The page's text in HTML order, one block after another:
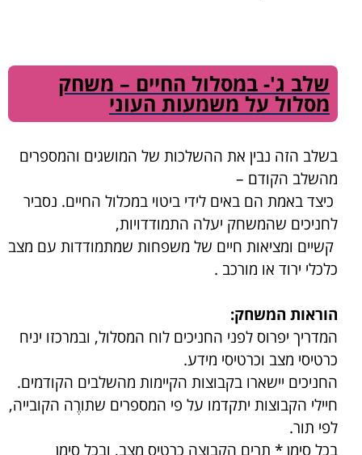
שלב ג'- במסלול החיים – משחק
מסלול על משמעות העוני
בשלב הזה נבין את ההשלכות של המושגים והמספרים
מהשלב הקודם –
כיצד באמת הם באים לידי ביטוי במכלול החיים. נסביר
לחניכים שהמשחק יעלה התמודדויות,
קשיים ומציאות חיים של משפחות שמתמודדות עם מצב
כלכלי ירוד או מורכב .
הוראות המשחק:
המדריך יפרוס לפני החניכים לוח המסלול, ובמרכזו יניח
כרטיסי מצב וכרטיסי מידע.
החניכים יישארו בקבוצות הקיימות מהשלבים הקודמים.
חיילי הקבוצות יתקדמו על פי המספרים שתורֶה הקובייה,
לפי תור.
בכל סימן * תרים הקבוצה כרטיס מצב, ובכל סימן